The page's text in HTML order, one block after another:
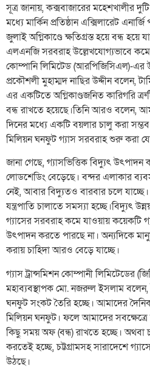
সূত্র জানায়, কক্সবাজারের মহেশখালীর
মধ্যে মার্কিন প্রতিষ্ঠান এক্সিলারেট
জুলাই অগ্নিকাণ্ডে ক্ষতিগ্রস্ত হয়ে বন্ধ
এলএনজি সরবরাহ উল্লেখযোগ্যভাবে কমে
কোম্পানি লিমিটেড (আরপিজিসিএল)-এর
প্রকৌশলী মুহাম্মদ নাছির উদ্দীন বলেন,
এর একটিতে অগ্নিকাণ্ডজনিত কারিগরি
বন্ধ রাখতে হয়েছে।তিনি আরও বলেন,
দিনের মধ্যে একটি বয়লার চালু করা
মিলিয়ন ঘনফুট গ্যাস সরবরাহ শুরু করা
জানা গেছে, গ্যাসভিত্তিক বিদ্যুৎ উৎপাদন
লোডশেডিং বেড়েছে। বন্দর এলাকার
নেই, আবার বিদ্যুতও বারবার চলে
যন্ত্রপাতি চালাতে সমস্যা হচ্ছে।বিদ্যুৎ
গ্যাসের সরবরাহ কমে যাওয়ায় কয়েকটি
উৎপাদন করতে পারছে না। অন্যদিকে
করায় চাহিদা আরও বেড়ে যাচ্ছে।
গ্যাস ট্রান্সমিশন কোম্পানী লিমিটেডের
মহাব্যবস্থাপক মো. নজরুল ইসলাম বলেন,
ঘনফুট সংকট তৈরি হচ্ছে। আমাদের
মিলিয়ন ঘনফুট। ফলে আমাদের সবক্ষেত্রে
কিছু সময় অফ (বন্ধ) রাখতে হচ্ছে। অথবা
করতেই হচ্ছে, চট্টগ্রামসহ সারাদেশে
উঠছে।